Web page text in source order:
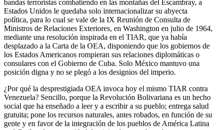
bandas terroristas combatiendo en las montañas del Escambray, a
Estados Unidos le quedaba solo internacionalizar su abyecta
política, para lo cual se vale de la IX Reunión de Consulta de
Ministros de Relaciones Exteriores, en Washington en julio de 1964,
mediante una resolución inspirada en el TIAR, que ya había
desplazado a la Carta de la OEA, disponiendo que los gobiernos de
los Estados Americanos rompieran sus relaciones diplomáticas o
consulares con el Gobierno de Cuba. Solo México mantuvo una
posición digna y no se plegó a los designios del imperio.
¿Por qué la desprestigiada OEA invoca hoy el mismo TIAR contra
Venezuela? Sencillo, porque la Revolución Bolivariana es un hecho
social que ha enseñado a leer y a escribir a su pueblo; entrega salud
gratuita; pone los recursos naturales, antes robados, en función de su
gente y en favor de la integración de los pueblos de América Latina